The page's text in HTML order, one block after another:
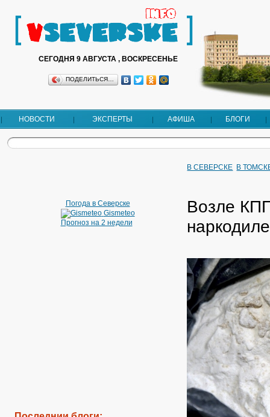
СЕГОДНЯ 9 АВГУСТА , ВОСКРЕСЕНЬЕ
ПОДЕЛИТЬСЯ…
НОВОСТИ ЭКСПЕРТЫ АФИША БЛОГИ
Погода в Северске
Gismeteo
Прогноз на 2 недели
В СЕВЕРСКЕ В
Возле